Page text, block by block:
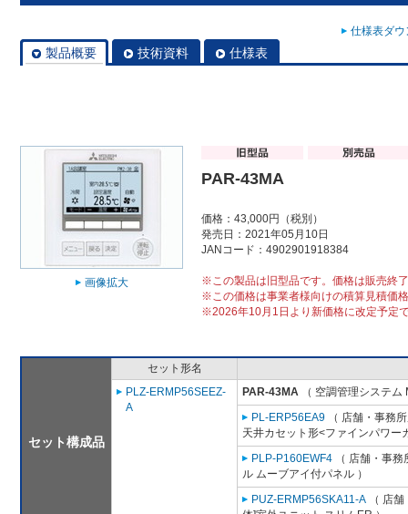
仕様表ダ
製品概要 技術資料 仕様表
画像拡大
PAR-43MA
価格：43,000円（税別）
発売日：2021年05月10日
JANコード：4902901918384
※この製品は旧型品です。価格は販売終
※この価格は事業者様向けの積算見積価
※2026年10月1日より新価格に改定予定
セット構成品
セット形名
PLZ-ERMP56SEEZ-
A
PAR-43MA （ 空調管理システム
PL-ERP56EA9 （ 店舗・事務
天井カセット形<ファインパワー
PLP-P160EWF4 （ 店舗・事
ル ムーブアイ付パネル ）
PUZ-ERMP56SKA11-A （ 店